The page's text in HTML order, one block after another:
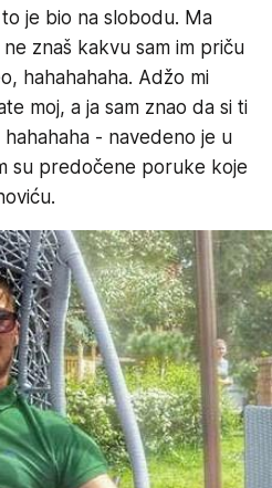
je bio na slobodu. Ma
znaš kakvu sam im priču
hahahahaha. Adžo mi
moj, a ja sam znao da si ti
- navedeno je u
su predočene poruke koje